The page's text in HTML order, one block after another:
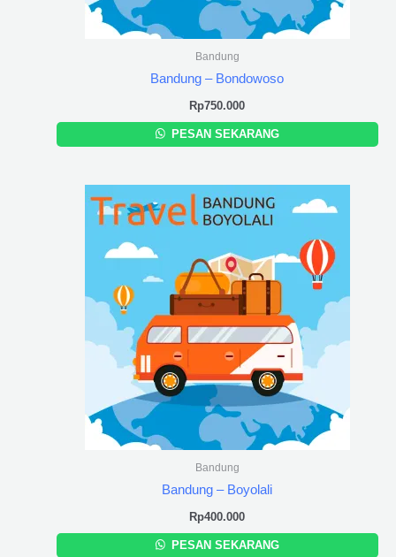
Bandung
Bandung – Bondowoso
Rp750.000
PESAN SEKARANG
Bandung
Bandung – Boyolali
Rp400.000
PESAN SEKARANG